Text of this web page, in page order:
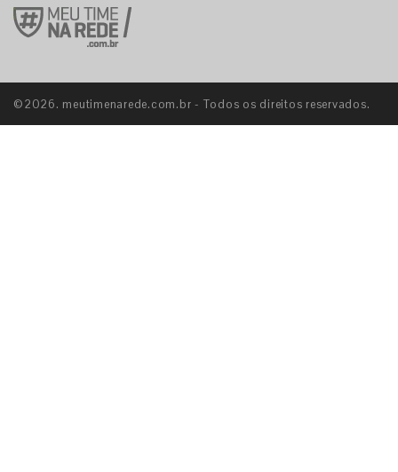
©2026. meutimenarede.com.br - Todos os direitos reservados.